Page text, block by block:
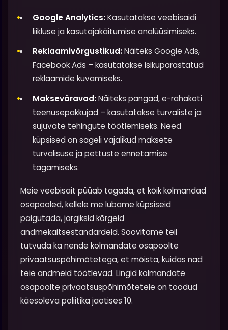
Google Analytics:Kasutatakse veebisaidi
liikluse ja kasutajakäitumise analüüsimiseks.
Reklaamivõrgustikud:Näiteks Google Ads,
Facebook Ads – kasutatakse isikupärastatud
reklaamide kuvamiseks.
Makseväravad:Näiteks pangad, e-rahakoti
teenusepakkujad – kasutatakse turvaliste ja
sujuvate tehingute töötlemiseks. Need
küpsised on sageli vajalikud maksete
turvalisuse ja pettuste ennetamise
tagamiseks.
Meie veebisait püüab tagada, et kõik kolmandad
osapooled, kellele me lubame küpsiseid
paigutada, järgiksid kõrgeid
andmekaitsestandardeid. Soovitame teil
tutvuda ka nende kolmandate osapoolte
privaatsuspõhimõtetega, et mõista, kuidas nad
teie andmeid töötlevad. Lingid kolmandate
osapoolte privaatsuspõhimõtetele on toodud
käesoleva poliitika jaotises 10.